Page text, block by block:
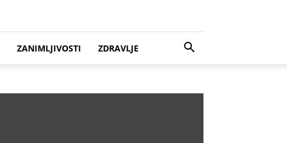
ZANIMLJIVOSTI ZDRAVLJE